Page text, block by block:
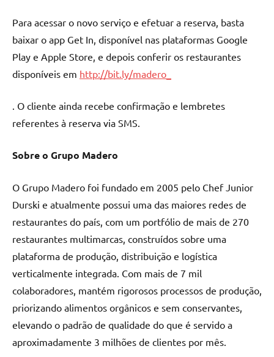
Para acessar o novo serviço e efetuar a reserva, basta
baixar o app Get In, disponível nas plataformas Google
Play e Apple Store, e depois conferir os restaurantes
disponíveis em http://bit.ly/madero_
. O cliente ainda recebe confirmação e lembretes
referentes à reserva via SMS.
Sobre o Grupo Madero
O Grupo Madero foi fundado em 2005 pelo Chef Junior
Durski e atualmente possui uma das maiores redes de
restaurantes do país, com um portfólio de mais de 270
restaurantes multimarcas, construídos sobre uma
plataforma de produção, distribuição e logística
verticalmente integrada. Com mais de 7 mil
colaboradores, mantém rigorosos processos de produção,
priorizando alimentos orgânicos e sem conservantes,
elevando o padrão de qualidade do que é servido a
aproximadamente 3 milhões de clientes por mês.